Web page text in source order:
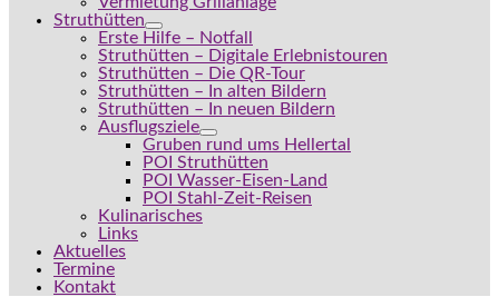
Struthütten
Erste Hilfe – Notfall
Struthütten – Digitale Erlebnistouren
Struthütten – Die QR-Tour
Struthütten – In alten Bildern
Struthütten – In neuen Bildern
Ausflugsziele
Gruben rund ums Hellertal
POI Struthütten
POI Wasser-Eisen-Land
POI Stahl-Zeit-Reisen
Kulinarisches
Links
Aktuelles
Termine
Kontakt